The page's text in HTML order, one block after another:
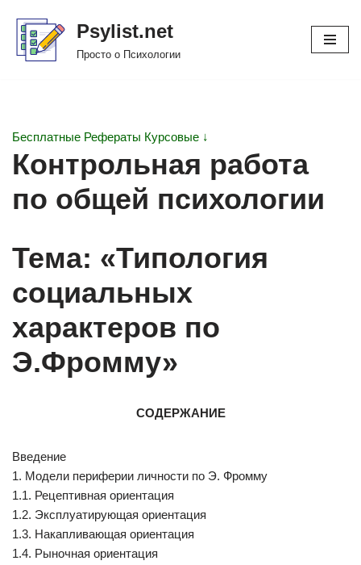
Перейти
Psylist.net
Просто о Психологии
Бесплатные Рефераты Курсовые ↓
Контрольная работа
по общей психологии
Тема: «Типология
социальных
характеров по
Э.Фромму»
СОДЕРЖАНИЕ
Введение
1. Модели периферии личности по Э. Фромму
1.1. Рецептивная ориентация
1.2. Эксплуатирующая ориентация
1.3. Накапливающая ориентация
1.4. Рыночная ориентация